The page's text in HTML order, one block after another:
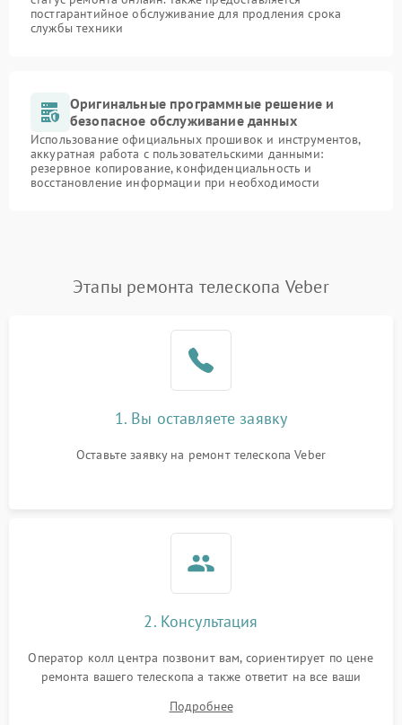
постгарантийное обслуживание для продления срока
службы техники
Оригинальные программные решение и
безопасное обслуживание данных
Использование официальных прошивок и инструментов,
аккуратная работа с пользовательскими данными:
резервное копирование, конфиденциальность и
восстановление информации при необходимости
Этапы ремонта телескопа Veber
1. Вы оставляете заявку
Оставьте заявку на ремонт телескопа Veber
2. Консультация
Оператор колл центра позвонит вам, сориентирует по цене
ремонта вашего телескопа а также ответит на все ваши
Подробнее